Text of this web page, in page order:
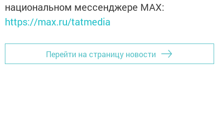
национальном мессенджере MАХ:
https://max.ru/tatmedia
Перейти на страницу новости